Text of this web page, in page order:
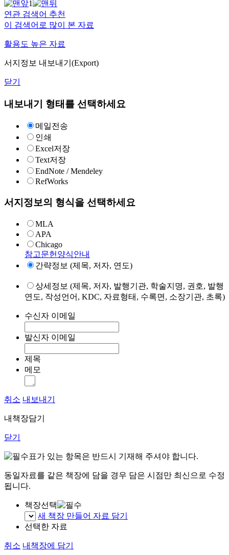
1
연관 검색어 추천
이 검색어로 많이 본 자료
활용도 높은 자료
서지정보 내보내기(Export)
닫기
내보내기 형태를 선택하세요
메일전송
인쇄
Excel저장
Text저장
EndNote / Mendeley
RefWorks
서지정보의 형식을 선택하세요
MLA
APA
Chicago
참고문헌양식안내
간략정보 (제목, 저자, 연도)
상세정보 (제목, 저자, 발행기관, 학술지명, 권호, 발행
연도, 작성언어, KDC, 자료형태, 수록면, 소장기관, 초록)
수신자 이메일
발신자 이메일
제목
메모
취소 내보내기
내책장담기
닫기
표가 있는 항목은 반드시 기재해 주셔야 합니다.
동일자료를 같은 책장에 담을 경우 담은 시점만 최신으로 수정
됩니다.
책장선택
새 책장 만들어 자료 담기
선택한 자료
취소 내책장에 담기